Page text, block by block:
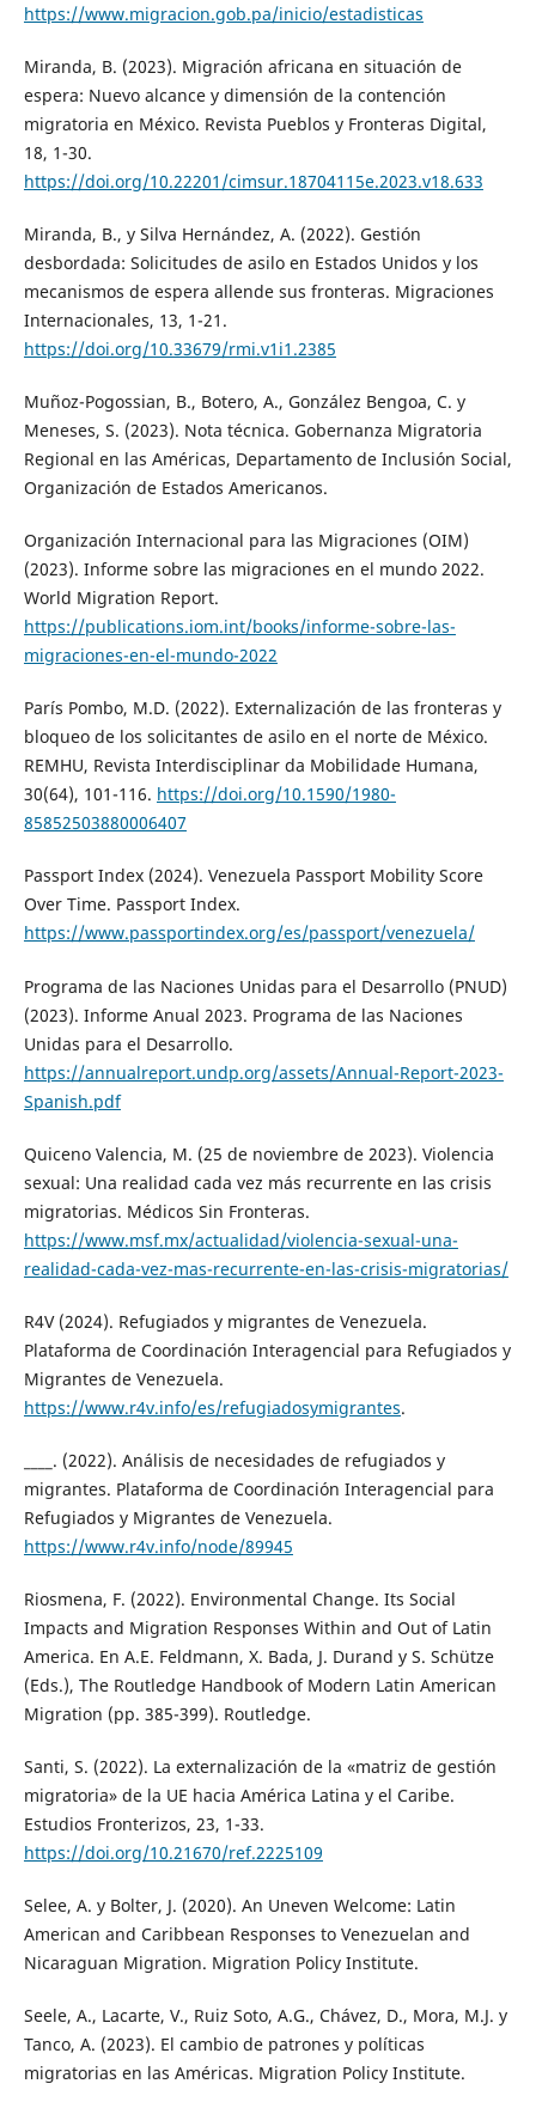
https://www.migracion.gob.pa/inicio/estadisticas
Miranda, B. (2023). Migración africana en situación de
espera: Nuevo alcance y dimensión de la contención
migratoria en México. Revista Pueblos y Fronteras Digital,
18, 1-30.
https://doi.org/10.22201/cimsur.18704115e.2023.v18.633
Miranda, B., y Silva Hernández, A. (2022). Gestión
desbordada: Solicitudes de asilo en Estados Unidos y los
mecanismos de espera allende sus fronteras. Migraciones
Internacionales, 13, 1-21.
https://doi.org/10.33679/rmi.v1i1.2385
Muñoz-Pogossian, B., Botero, A., González Bengoa, C. y
Meneses, S. (2023). Nota técnica. Gobernanza Migratoria
Regional en las Américas, Departamento de Inclusión Social,
Organización de Estados Americanos.
Organización Internacional para las Migraciones (OIM)
(2023). Informe sobre las migraciones en el mundo 2022.
World Migration Report.
https://publications.iom.int/books/informe-sobre-las-
migraciones-en-el-mundo-2022
París Pombo, M.D. (2022). Externalización de las fronteras y
bloqueo de los solicitantes de asilo en el norte de México.
REMHU, Revista Interdisciplinar da Mobilidade Humana,
30(64), 101-116. https://doi.org/10.1590/1980-
85852503880006407
Passport Index (2024). Venezuela Passport Mobility Score
Over Time. Passport Index.
https://www.passportindex.org/es/passport/venezuela/
Programa de las Naciones Unidas para el Desarrollo (PNUD)
(2023). Informe Anual 2023. Programa de las Naciones
Unidas para el Desarrollo.
https://annualreport.undp.org/assets/Annual-Report-2023-
Spanish.pdf
Quiceno Valencia, M. (25 de noviembre de 2023). Violencia
sexual: Una realidad cada vez más recurrente en las crisis
migratorias. Médicos Sin Fronteras.
https://www.msf.mx/actualidad/violencia-sexual-una-
realidad-cada-vez-mas-recurrente-en-las-crisis-migratorias/
R4V (2024). Refugiados y migrantes de Venezuela.
Plataforma de Coordinación Interagencial para Refugiados y
Migrantes de Venezuela.
https://www.r4v.info/es/refugiadosymigrantes.
____. (2022). Análisis de necesidades de refugiados y
migrantes. Plataforma de Coordinación Interagencial para
Refugiados y Migrantes de Venezuela.
https://www.r4v.info/node/89945
Riosmena, F. (2022). Environmental Change. Its Social
Impacts and Migration Responses Within and Out of Latin
America. En A.E. Feldmann, X. Bada, J. Durand y S. Schütze
(Eds.), The Routledge Handbook of Modern Latin American
Migration (pp. 385-399). Routledge.
Santi, S. (2022). La externalización de la «matriz de gestión
migratoria» de la UE hacia América Latina y el Caribe.
Estudios Fronterizos, 23, 1-33.
https://doi.org/10.21670/ref.2225109
Selee, A. y Bolter, J. (2020). An Uneven Welcome: Latin
American and Caribbean Responses to Venezuelan and
Nicaraguan Migration. Migration Policy Institute.
Seele, A., Lacarte, V., Ruiz Soto, A.G., Chávez, D., Mora, M.J. y
Tanco, A. (2023). El cambio de patrones y políticas
migratorias en las Américas. Migration Policy Institute.